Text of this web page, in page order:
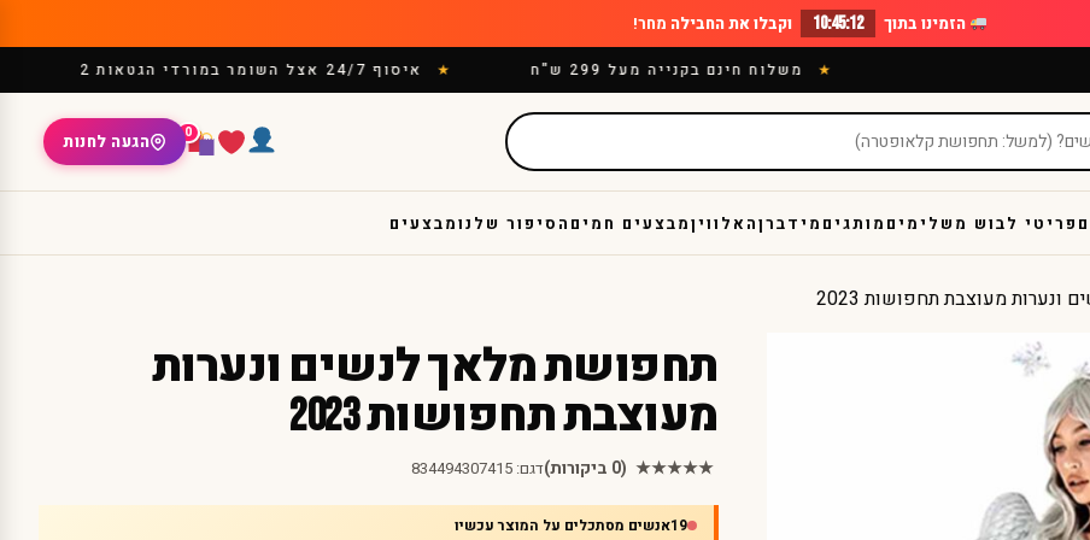
הזמינו בתוך 10:45:10 וקבלו את החבילה מחר!
משלוח חינם בקנייה מעל 299 ש"ח איסוף 24/7 אצל השומר במורדי הגטאות 2
0 הגעה לחנות
פריטי לבוש משלימים מותגים מידברןהאלוויןמבצעים חמים הסיפור שלנומבצעים
מעוצבת תחפושות 2023
תחפושת מלאך לנשים ונערות
מעוצבת תחפושות 2023
★★★★★ (0 ביקורות) דגם:834494307415
19אנשים מסתכלים על המוצר עכשיו